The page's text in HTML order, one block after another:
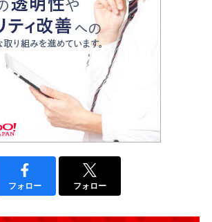
フォロー フォロー